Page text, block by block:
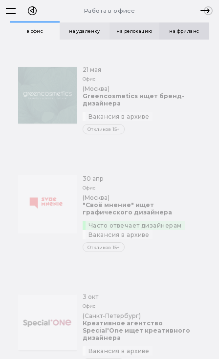
Работа в офисе
в офис на удаленку на релокацию на фриланс
21 мая
Офис
(Москва)
Greencosmetics ищет бренд-
дизайнера
Вакансия в архиве
Откликов 15+
30 апр
Офис
(Москва)
"Своё мнение" ищет
графического дизайнера
Часто отвечает дизайнерам
Вакансия в архиве
Откликов 15+
3 окт
Офис
(Санкт-Петербург)
Креативное агентство
Special'One ищет креативного
дизайнера
Вакансия в архиве